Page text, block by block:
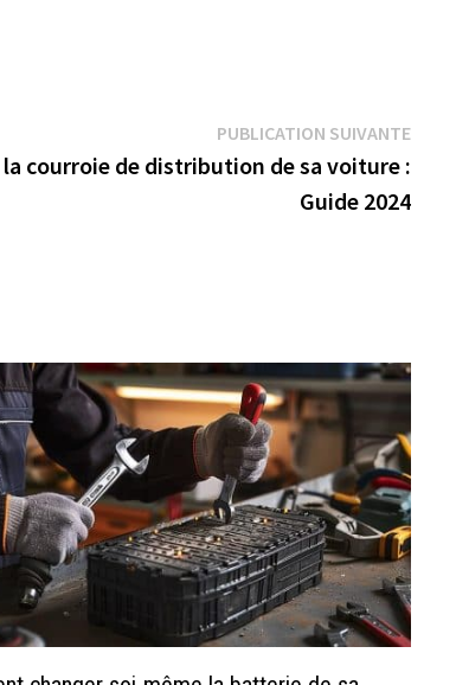
PUBLICATION SUIVANTE
courroie de distribution de sa voiture :
Guide 2024